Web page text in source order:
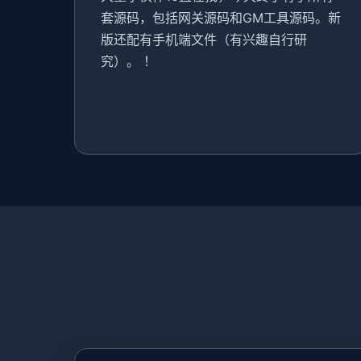
套源码，包括网关源码和GM工具源码。新
版还配有手机端文件（有兴趣自行研
究）。 ！